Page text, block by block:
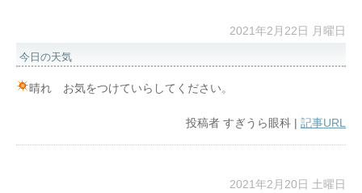
2021年2月22日 月曜日
今日の天気
晴れ お気をつけていらしてください。
投稿者 すぎうら眼科 | 記事URL
2021年2月20日 土曜日